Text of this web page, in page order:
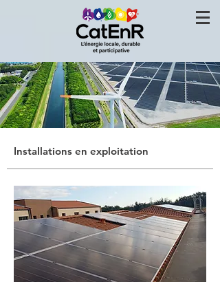
Installations en exploitation